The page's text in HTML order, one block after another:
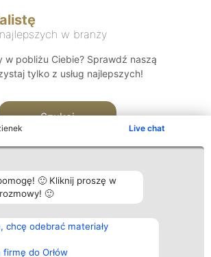
Live chat
🙂 Kliknij proszę w
🙂
chcę odebrać materiały
firmę do Orłów
w branży
w pobliżu Ciebie? Sprawdź naszą
tylko z usług najlepszych!
Szukaj
Plebiscyt
Laureaci
wszystkich
Kontakt
Kontakt